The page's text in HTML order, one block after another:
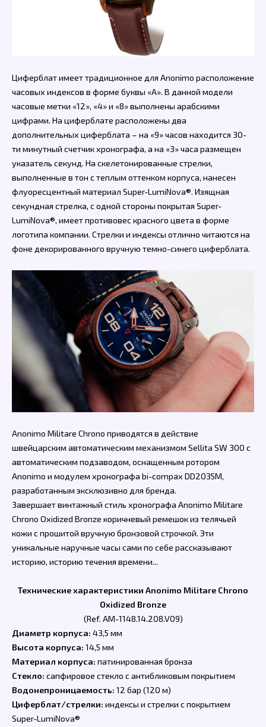
Циферблат имеет традиционное для Anonimo расположение
часовых индексов в форме буквы «А». В данной модели
часовые метки «12», «4» и «8» выполнены арабскими
цифрами. На циферблате расположены два
дополнительных циферблата – на «9» часов находится 30-
ти минутный счетчик хронографа, а на «3» часа размещен
указатель секунд. На скелетонированные стрелки,
выполненные в тон с теплым оттенком корпуса, нанесен
флуоресцентный материал Super-LumiNova®. Изящная
секундная стрелка, с одной стороны покрытая Super-
LumiNova®, имеет противовес красного цвета в форме
логотипа компании. Стрелки и индексы отлично читаются на
фоне декорированного вручную темно-синего циферблата.
Anonimo Militare Chrono приводятся в действие
швейцарским автоматическим механизмом Sellita SW 300 с
автоматическим подзаводом, оснащенным ротором
Anonimo и модулем хронографа bi-compax DD2035M,
разработанным эксклюзивно для бренда.
Завершает винтажный стиль хронографа Anonimo Militare
Chrono Oxidized Bronze коричневый ремешок из телячьей
кожи с прошитой вручную бронзовой строчкой. Эти
уникальные наручные часы сами по себе рассказывают
историю, историю течения времени...
Технические характеристики Anonimo Militare Chrono
Oxidized Bronze
(Ref. AM-1148.14.208.V09)
Диаметр корпуса: 43,5 мм
Высота корпуса: 14,5 мм
Материал корпуса: патинированная бронза
Стекло: сапфировое стекло с антибликовым покрытием
Водонепроницаемость: 12 бар (120 м)
Циферблат/стрелки: индексы и стрелки с покрытием
Super-LumiNova®